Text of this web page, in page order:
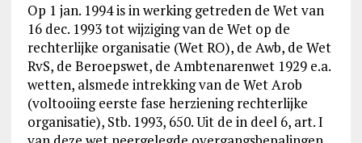
Op 1 jan. 1994 is in werking getreden de Wet van
16 dec. 1993 tot wijziging van de Wet op de
rechterlijke organisatie (Wet RO), de Awb, de Wet
RvS, de Beroepswet, de Ambtenarenwet 1929 e.a.
wetten, alsmede intrekking van de Wet Arob
(voltooiing eerste fase herziening rechterlijke
organisatie), Stb. 1993, 650. Uit de in deel 6, art. I